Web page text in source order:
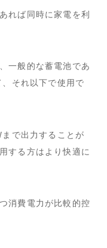
れば同時に家電を利
一般的な蓄電池であ
それ以下で使用で
で出力することが
する方はより快適に
消費電力が比較的控